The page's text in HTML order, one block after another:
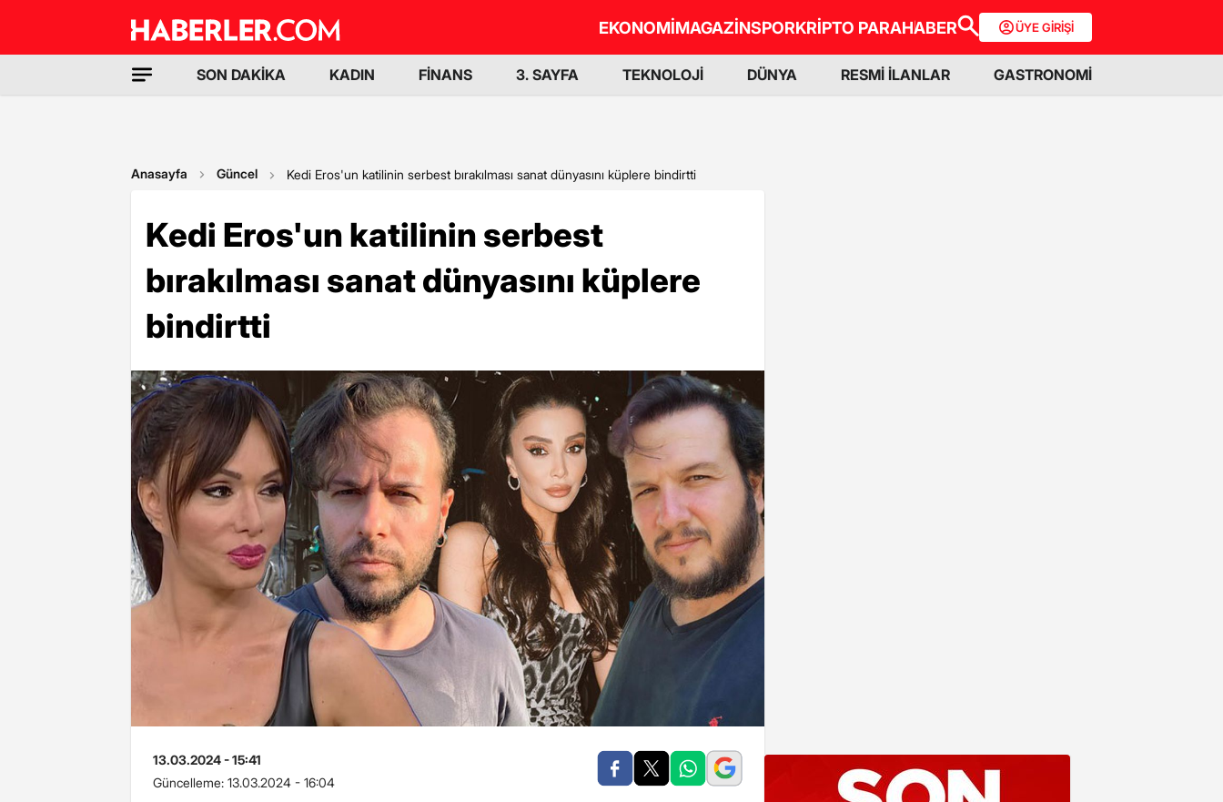
EKONOMİMAGAZİNSPORKRİPTO PARAHABER ÜYE GİRİŞİ
SON DAKİKA KADIN FİNANS 3. SAYFA TEKNOLOJİ DÜNYA RESMİ İLANLAR GASTRONOMİ
Anasayfa Güncel Kedi Eros'un katilinin serbest bırakılması sanat dünyasını küplere bindirtti
Kedi Eros'un katilinin serbest
bırakılması sanat dünyasını küplere
bindirtti
13.03.2024 - 15:41
Güncelleme: 13.03.2024 - 16:04